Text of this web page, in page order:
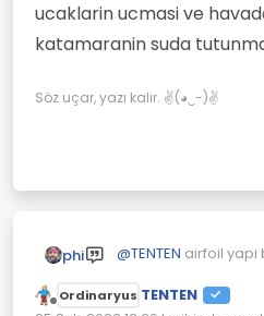
katsayisinin azligi
kuvvetidir
Aşağıdaki resimde
makaralı çubuk
çizgi).
Uzun kırmızılı
Yelkenlerde tekerlek
ucaklarin ucmasi ve
katamaranin suda
Söz uçar, yazı kalır. ✌(◕‿-)✌
phi @TENTEN airfoil yapi
katamaranin suda
Çevrimdışı
Ordinaryus TENTEN